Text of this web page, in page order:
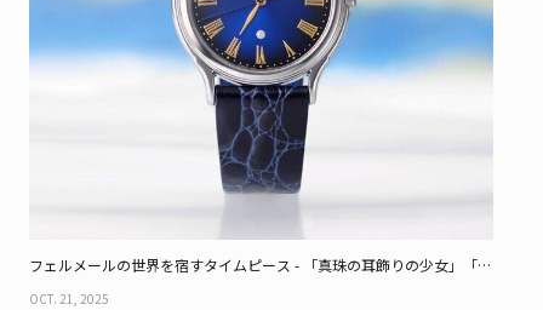
フェルメールの世界を宿すタイムピース - 「真珠の耳飾りの少女」「デ
OCT. 21, 2025